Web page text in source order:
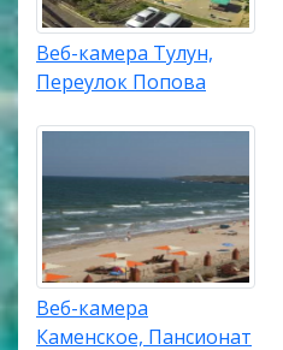
Веб-камера Тулун,
Переулок Попова
Веб-камера
Каменское, Пансионат